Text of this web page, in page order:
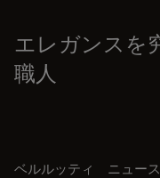
エレガンスを
職人
ベルルッティ ニュー